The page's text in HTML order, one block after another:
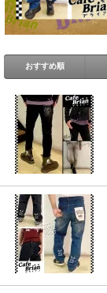
おすすめ順